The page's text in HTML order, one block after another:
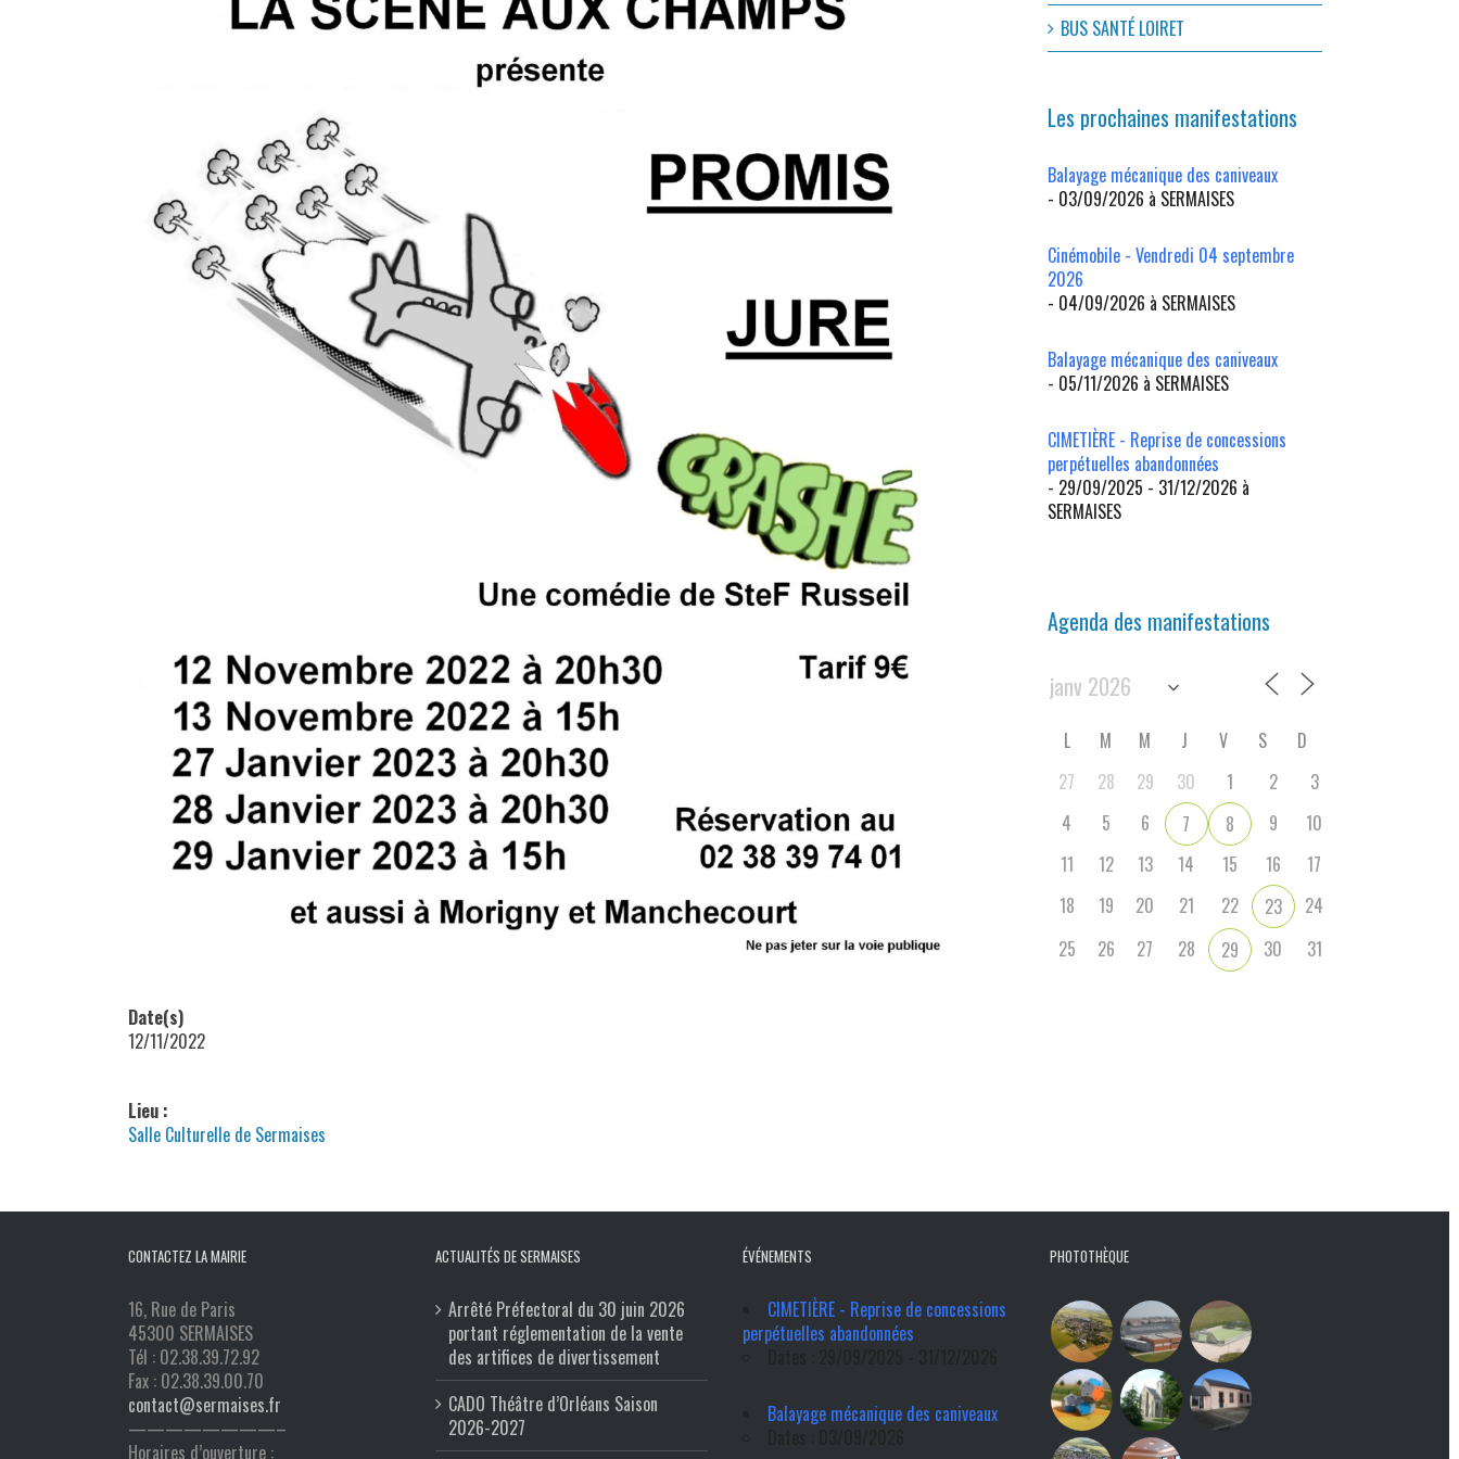
Date(s)
12/11/2022
Lieu :
Salle Culturelle de Sermaises
BUS SANTÉ LOIRET
Les prochaines manifestations
Balayage mécanique des caniveaux
- 03/09/2026 à SERMAISES
Cinémobile - Vendredi 04 septembre
2026
- 04/09/2026 à SERMAISES
Balayage mécanique des caniveaux
- 05/11/2026 à SERMAISES
CIMETIÈRE - Reprise de concessions
perpétuelles abandonnées
- 29/09/2025 - 31/12/2026 à
SERMAISES
Agenda des manifestations
L M M J V S
D
27
28 29 30 1 2
3
4
5 6 7 8 9
10
11
12 13 14 15 16
17
18
19 20 21 22 23
24
25
26 27 28 29 30 31
CONTACTEZ LA MAIRIE
16, Rue de Paris
45300 SERMAISES
Tél : 02.38.39.72.92
Fax : 02.38.39.00.70
contact@sermaises.fr
————————–
Horaires d’ouverture :
ACTUALITÉS DE SERMAISES
Arrêté Préfectoral du 30 juin 2026
portant réglementation de la vente
des artifices de divertissement
CADO Théâtre d’Orléans Saison
2026-2027
ÉVÉNEMENTS
CIMETIÈRE - Reprise de concessions
perpétuelles abandonnées
Balayage mécanique des caniveaux
PHOTOTHÈQUE